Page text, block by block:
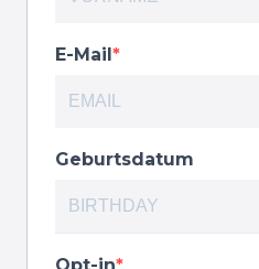
E-Mail
Geburtsdatum
Opt-in